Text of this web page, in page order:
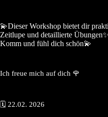
💫Dieser Workshop bietet dir
Zeitlupe und detaillierte Übungen✨
Komm und fühl dich schön💫
Ich freue mich auf dich 🌹
🗓️ 22.02. 2026